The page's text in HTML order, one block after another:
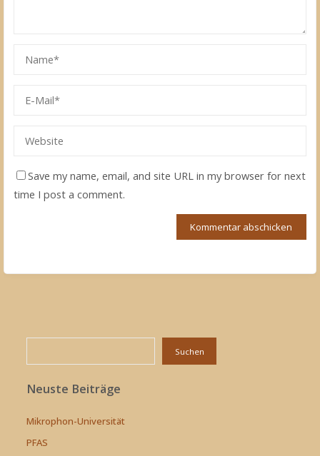
Save my name, email, and site URL in my browser for next
time I post a comment.
Suchen
Neuste Beiträge
Mikrophon-Universität
PFAS